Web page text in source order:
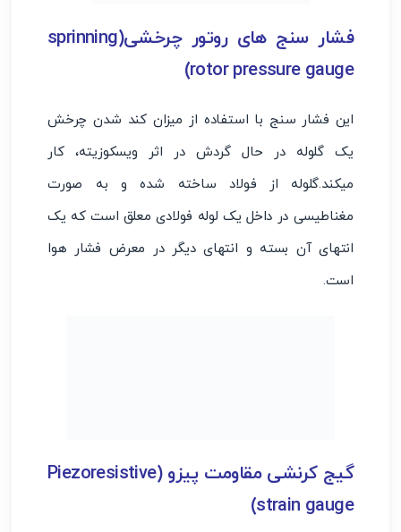
فشار سنج های روتور چرخشی(sprinning
rotor pressure gauge)
این فشار سنج با استفاده از میزان کند شدن چرخش
یک گلوله در حال گردش در اثر ویسکوزیته، کار
میکند.گلوله از فولاد ساخته شده و به صورت
مغناطیسی در داخل یک لوله فولادی معلق است که یک
انتهای آن بسته و انتهای دیگر در معرض فشار هوا
است.
گیج کرنشی مقاومت پیزو (Piezoresistive
strain gauge)